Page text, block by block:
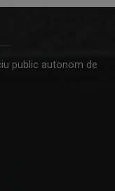
din 1979
public autonom de